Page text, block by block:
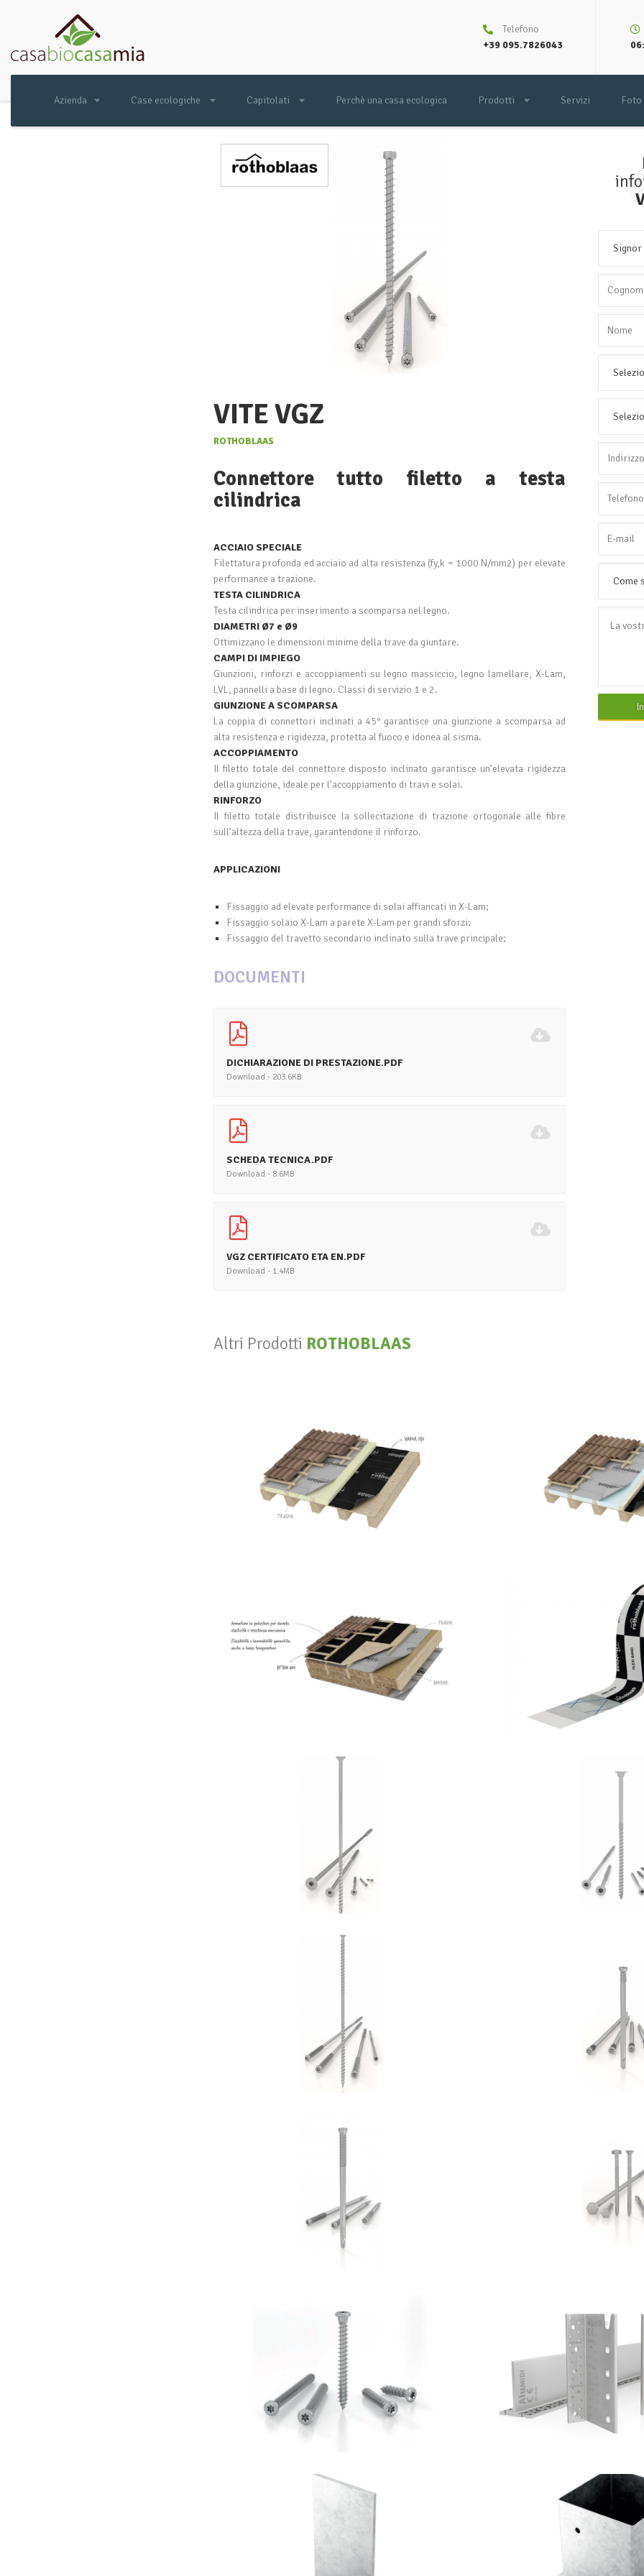
Telefono
+39 095.7826043
Azienda Case ecologiche Capitolati Perchè una casa ecologica Prodotti Servizi Foto
VITE VGZ
ROTHOBLAAS
Connettore tutto filetto a testa
cilindrica
ACCIAIO SPECIALE
Filettatura profonda ed acciaio ad alta resistenza (fy,k = 1000 N/mm2) per elevate
performance a trazione.
TESTA CILINDRICA
Testa cilindrica per inserimento a scomparsa nel legno.
DIAMETRI Ø7 e Ø9
Ottimizzano le dimensioni minime della trave da giuntare.
CAMPI DI IMPIEGO
Giunzioni, rinforzi e accoppiamenti su legno massiccio, legno lamellare, X-Lam,
LVL, pannelli a base di legno. Classi di servizio 1 e 2.
GIUNZIONE A SCOMPARSA
La coppia di connettori inclinati a 45° garantisce una giunzione a scomparsa ad
alta resistenza e rigidezza, protetta al fuoco e idonea al sisma.
ACCOPPIAMENTO
Il filetto totale del connettore disposto inclinato garantisce un’elevata rigidezza
della giunzione, ideale per l’accoppiamento di travi e solai.
RINFORZO
Il filetto totale distribuisce la sollecitazione di trazione ortogonale alle fibre
sull’altezza della trave, garantendone il rinforzo.
APPLICAZIONI
Fissaggio ad elevate performance di solai affiancati in X-Lam;
Fissaggio solaio X-Lam a parete X-Lam per grandi sforzi;
Fissaggio del travetto secondario inclinato sulla trave principale;
DOCUMENTI
DICHIARAZIONE DI PRESTAZIONE.PDF
Download - 203.6KB
SCHEDA TECNICA.PDF
Download - 8.6MB
VGZ CERTIFICATO ETA EN.PDF
Download - 1.4MB
Altri Prodotti ROTHOBLAAS
Vapor 140
ROTHOBLAAS
Traspir
Bytum 400
ROTHOBLAAS
Flexi
ROTHOBLAAS
Vite DGZ
Spinotto SBD Vite per cemento
Vite LBS
ROTHOBLAAS
Staffa a
Portapilastro